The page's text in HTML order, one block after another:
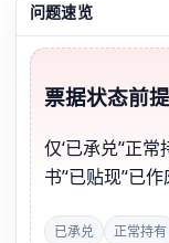
问题速览
票据状态前提
仅‘已承兑’‘正
书’‘已贴现’‘已
已承兑 正常持有